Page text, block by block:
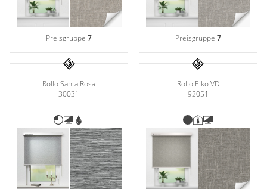
Preisgruppe7 Preisgruppe 7
Rollo Santa Rosa
30031
Rollo Elko VD
92051